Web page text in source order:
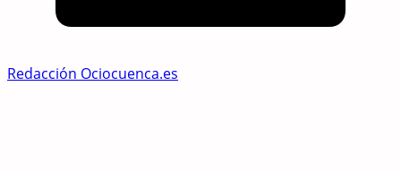
Redacción Ociocuenca.es